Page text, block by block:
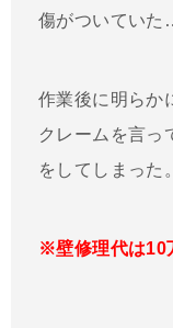
傷がついていた
作業後に明らか
クレームを言っ
をしてしまった。
※壁修理代は10